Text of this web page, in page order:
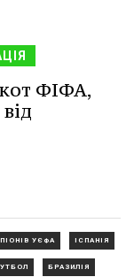
ФІФА,
УЄФА ІСПАНІЯ
БРАЗИЛІЯ